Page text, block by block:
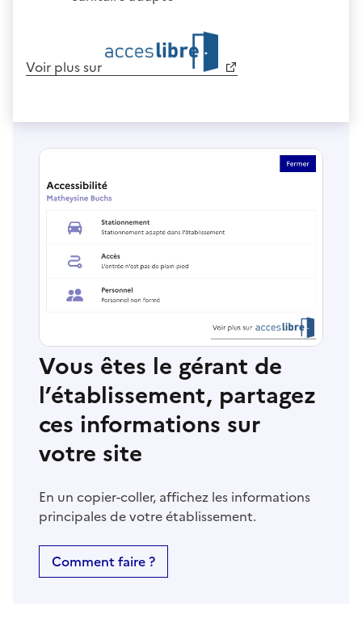
Voir plus sur
Vous êtes le gérant de
l’établissement, partagez
ces informations sur
votre site
En un copier-coller, affichez les informations
principales de votre établissement.
Comment faire ?